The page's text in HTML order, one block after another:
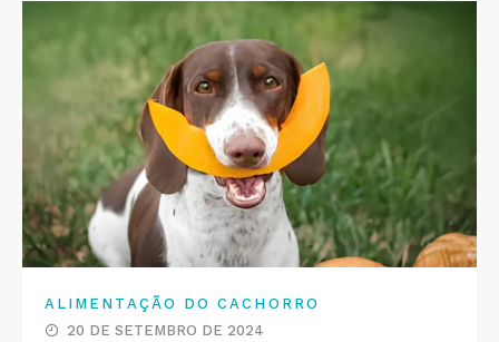
ALIMENTAÇÃO DO CACHORRO
20 DE SETEMBRO DE 2024